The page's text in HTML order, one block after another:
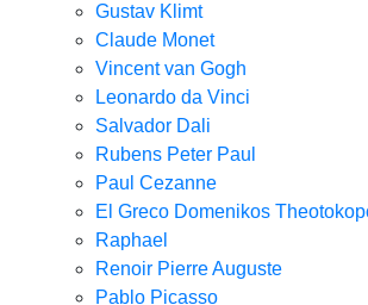
Gustav Klimt
Claude Monet
Vincent van Gogh
Leonardo da Vinci
Salvador Dali
Rubens Peter Paul
Paul Cezanne
El Greco Domenikos
Raphael
Renoir Pierre Auguste
Pablo Picasso